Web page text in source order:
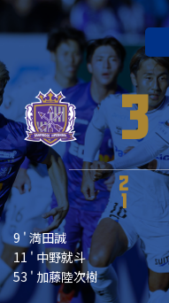
3
2
1
9 ' 満田誠
11 ' 中野就斗
53 ' 加藤陸次樹